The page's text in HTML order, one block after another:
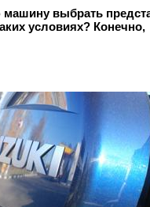
машину выбрать
условиях? Конечно,